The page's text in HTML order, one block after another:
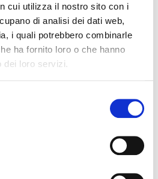
cui utilizza il nostro sito con i
di analisi dei dati web,
i quali potrebbero combinarle
ha fornito loro o che hanno
dei loro servizi.
come
del lavoro